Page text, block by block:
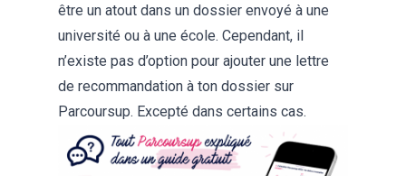
être un atout dans un dossier envoyé à une
université ou à une école. Cependant, il
n’existe pas d’option pour ajouter une lettre
de recommandation à ton dossier sur
Parcoursup. Excepté dans certains cas.